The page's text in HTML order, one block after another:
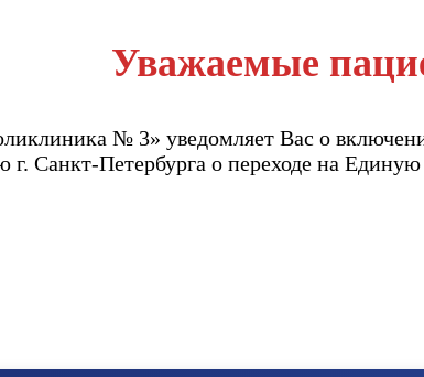
Уважаемые
№ 3» уведомляет Вас о
г. Санкт-Петербурга о переходе на